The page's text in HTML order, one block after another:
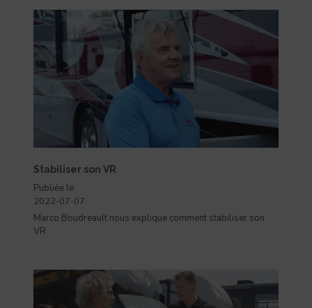
Stabiliser son VR
Publiée le
2022-07-07
Marco Boudreault nous explique comment stabiliser son
VR